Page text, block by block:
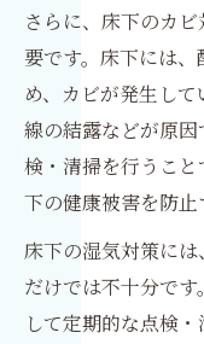
さらに、床下のカ
要です。床下には
め、カビが発生し
線の結露などが原
検・清掃を行うこ
下の健康被害を防止
床下の湿気対策に
だけでは不十分で
して定期的な点検